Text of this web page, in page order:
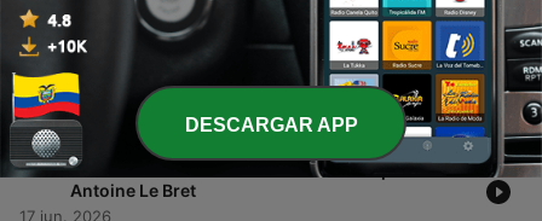
23 jun. 2026
965 - Macron, Bern, Darmanin... L'actualité vue par
Marc-Antoine Le Bret
18 jun. 2026
964 - Macron et Mike Horn... L'actualité vue par Marc-
Antoine Le Bret
17 jun. 2026
DESCARGAR APP